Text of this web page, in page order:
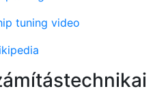
tuning video